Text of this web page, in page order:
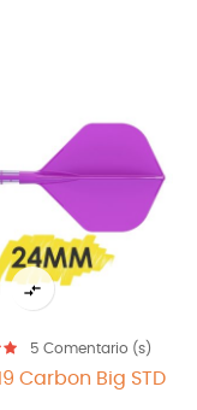

5 Comentario (s)
Carbon Big STD